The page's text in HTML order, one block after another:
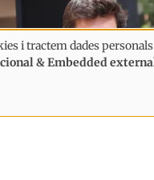
i tractem dades
& Embedded